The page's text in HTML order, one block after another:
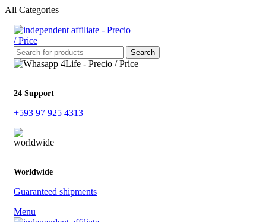
All Categories
Search
24 Support
+593 97 925 4313
Worldwide
Guaranteed shipments
Menu